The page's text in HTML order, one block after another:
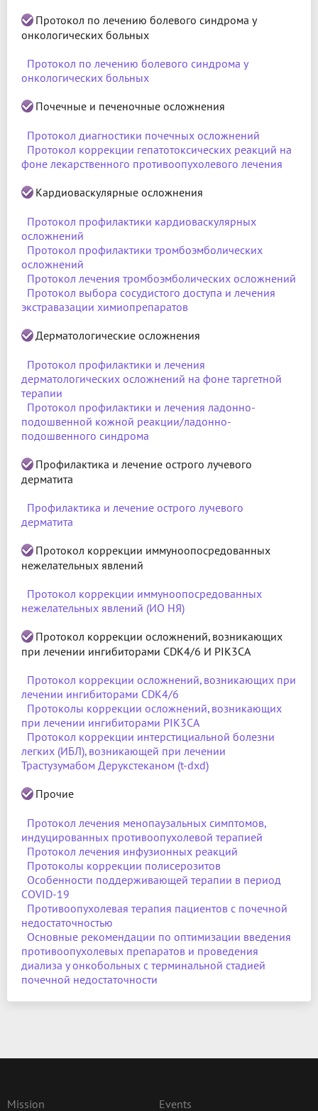
Протокол по лечению болевого синдрома у
онкологических больных
Протокол по лечению болевого синдрома у
онкологических больных
Почечные и печеночные осложнения
Протокол диагностики почечных осложнений
Протокол коррекции гепатотоксических реакций на
фоне лекарственного противоопухолевого лечения
Кардиоваскулярные осложнения
Протокол профилактики кардиоваскулярных
осложнений
Протокол профилактики тромбоэмболических
осложнений
Протокол лечения тромбоэмболических осложнений
Протокол выбора сосудистого доступа и лечения
экстравазации химиопрепаратов
Дерматологические осложнения
Протокол профилактики и лечения
дерматологических осложнений на фоне таргетной
терапии
Протокол профилактики и лечения ладонно-
подошвенной кожной реакции/ладонно-
подошвенного синдрома
Профилактика и лечение острого лучевого
дерматита
Профилактика и лечение острого лучевого
дерматита
Протокол коррекции иммуноопосредованных
нежелательных явлений
Протокол коррекции иммуноопосредованных
нежелательных явлений (ИО НЯ)
Протокол коррекции осложнений, возникающих
при лечении ингибиторами CDK4/6 И PIK3CA
Протокол коррекции осложнений, возникающих при
лечении ингибиторами CDK4/6
Протоколы коррекции осложнений, возникающих
при лечении ингибиторами PIK3CA
Протокол коррекции интерстициальной болезни
легких (ИБЛ), возникающей при лечении
Трастузумабом Дерукстеканом (t-dxd)
Прочие
Протокол лечения менопаузальных симптомов,
индуцированных противоопухолевой терапией
Протокол лечения инфузионных реакций
Протоколы коррекции полисерозитов
Особенности поддерживающей терапии в период
COVID-19
Противоопухолевая терапия пациентов с почечной
недостаточностью
Основные рекомендации по оптимизации введения
противоопухолевых препаратов и проведения
диализа у онкобольных с терминальной стадией
почечной недостаточности
Mission Events